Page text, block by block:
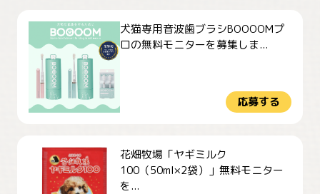
犬猫専用音波歯ブラシBOOOOMプ
ロの無料モニターを募集しま...
応募する
花畑牧場「ヤギミルク
100（50ml×2袋）」無料モニター
を...